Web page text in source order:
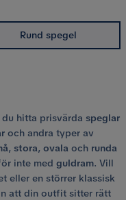
Rund spegel
hitta prisvärda speglar
och andra typer av
, stora, ovala och runda
inte med guldram. Vill
eller en störrer klassisk
att din outfit sitter rätt